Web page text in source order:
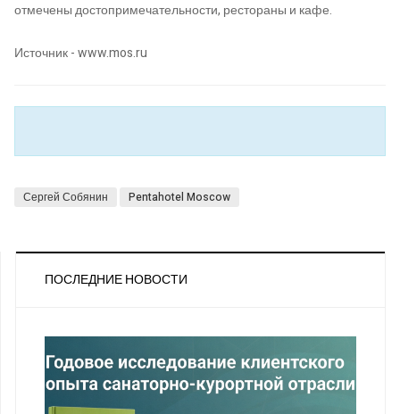
отмечены достопримечательности, рестораны и кафе.
Источник - www.mos.ru
Сергей Собянин Pentahotel Moscow
ПОСЛЕДНИЕ НОВОСТИ